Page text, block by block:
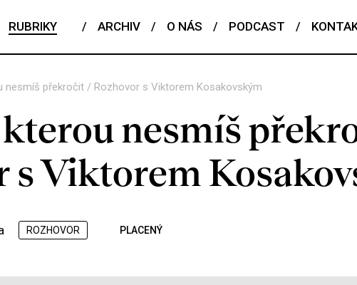
RUBRIKY / ARCHIV / O NÁS / PODCAST /
nesmíš překročit / Rozhovor s Viktorem Kosakovským
nesmíš
s Viktorem
ROZHOVOR PLACENÝ